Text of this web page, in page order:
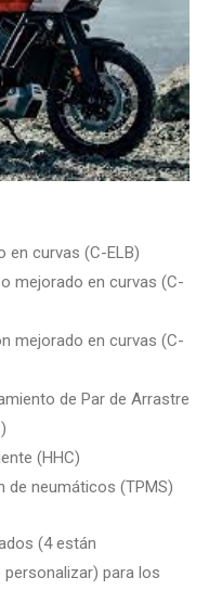
en curvas (C-ELB)
mejorado en curvas (C-
mejorado en curvas (C-
de Par de Arrastre
(HHC)
de neumáticos (TPMS)
(4 están
para los